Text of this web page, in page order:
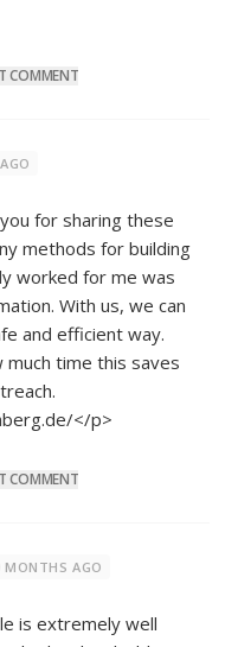
COMMENT
for sharing these
methods for building
worked for me was
With us, we can
and efficient way.
much time this saves
</p>
COMMENT
MONTHS AGO
is extremely well